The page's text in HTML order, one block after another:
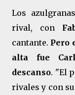
Los
rival, con
cantante. Pero
alta fue
descanso. "El
rivales y con